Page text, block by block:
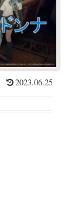
2023.06.25